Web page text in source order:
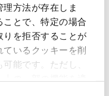
方法が存在しま
とで、特定の場合
りを拒否することが
いるクッキーを削
能です。ただし、
品容器をネームプ
クル